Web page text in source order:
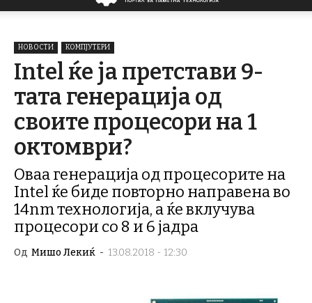
НОВОСТИ КОМПЈУТЕРИ
Intel ќе ја претстави 9-
тата генерација од
своите процесори на 1
октомври?
Оваа генерација од процесорите на
Intel ќе биде повторно направена во
14nm технологија, а ќе вклучува
процесори со 8 и 6 јадра
Од Мишо Лекиќ - 13.08.2018 - 12:30